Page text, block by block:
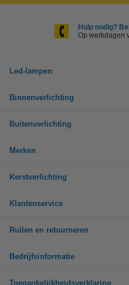
Hulp nodig?
Op werkdagen
Led-lampen
Binnenverlichting
Buitenverlichting
Merken
Kerstverlichting
Klantenservice
Ruilen en retourneren
Bedrijfsinformatie
Toegankelijkheidsverklaring